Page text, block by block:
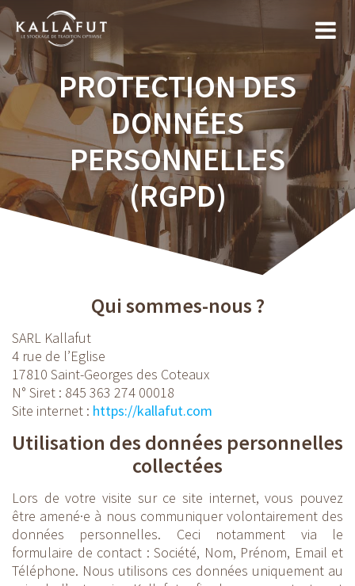
PROTECTION DES
DONNÉES
PERSONNELLES
(RGPD)
Qui sommes-nous ?
SARL Kallafut
4 rue de l’Eglise
17810 Saint-Georges des Coteaux
N° Siret : 845 363 274 00018
Site internet : https://kallafut.com
Utilisation des données personnelles
collectées
Lors de votre visite sur ce site internet, vous pouvez
être amené·e à nous communiquer volontairement des
données personnelles. Ceci notamment via le
formulaire de contact : Société, Nom, Prénom, Email et
Téléphone. Nous utilisons ces données uniquement au